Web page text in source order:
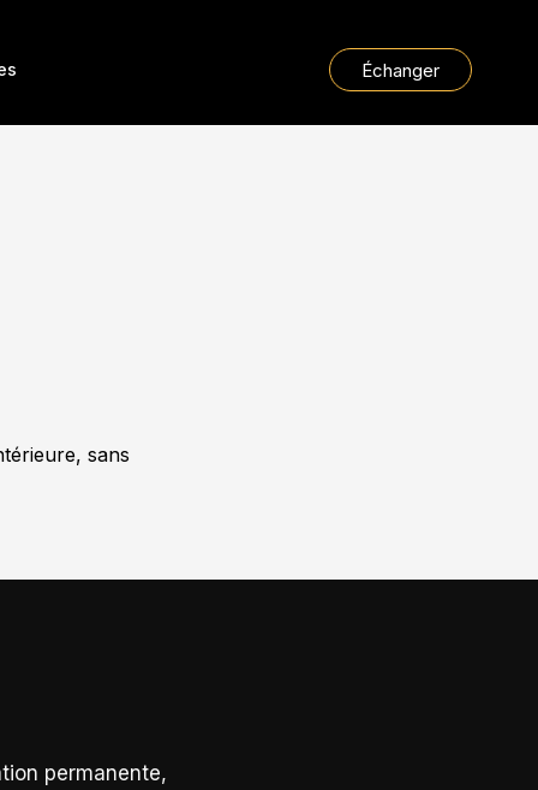
Échanger
sans
permanente,